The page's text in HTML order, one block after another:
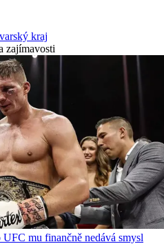
kraj
zajímavosti
mu finančně nedává smysl